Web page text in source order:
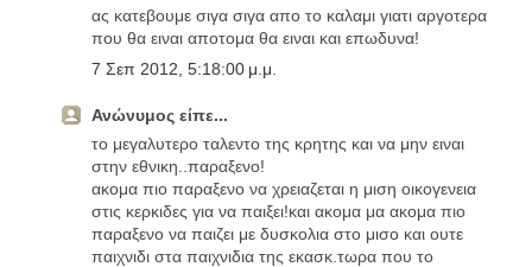
ας κατεβουμε σιγα σιγα απο το καλαμι γιατι αργοτερα
που θα ειναι αποτομα θα ειναι και επωδυνα!
7 Σεπ 2012, 5:18:00 μ.μ.
Ανώνυμος είπε...
το μεγαλυτερο ταλεντο της κρητης και να μην ειναι
στην εθνικη..παραξενο!
ακομα πιο παραξενο να χρειαζεται η μιση οικογενεια
στις κερκιδες για να παιξει!και ακομα μα ακομα πιο
παραξενο να παιζει με δυσκολια στο μισο και ουτε
παιχνιδι στα παιχνιδια της εκασκ.τωρα που το